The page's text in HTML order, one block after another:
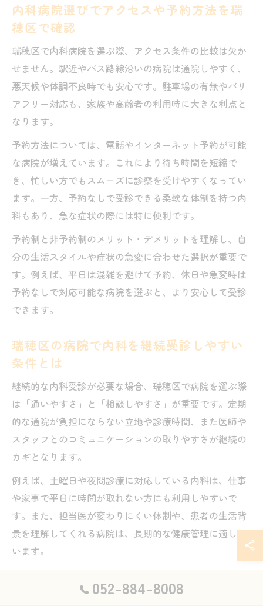
内科病院選びでアクセスや予約方法を瑞
穂区で確認
瑞穂区で内科病院を選ぶ際、アクセス条件の比較は欠か
せません。駅近やバス路線沿いの病院は通院しやすく、
悪天候や体調不良時でも安心です。駐車場の有無やバリ
アフリー対応も、家族や高齢者の利用時に大きな利点と
なります。
予約方法については、電話やインターネット予約が可能
な病院が増えています。これにより待ち時間を短縮で
き、忙しい方でもスムーズに診察を受けやすくなってい
ます。一方、予約なしで受診できる柔軟な体制を持つ内
科もあり、急な症状の際には特に便利です。
予約制と非予約制のメリット・デメリットを理解し、自
分の生活スタイルや症状の急変に合わせた選択が重要で
す。例えば、平日は混雑を避けて予約、休日や急変時は
予約なしで対応可能な病院を選ぶと、より安心して受診
できます。
瑞穂区の病院で内科を継続受診しやすい
条件とは
継続的な内科受診が必要な場合、瑞穂区で病院を選ぶ際
は「通いやすさ」と「相談しやすさ」が重要です。定期
的な通院が負担にならない立地や診療時間、また医師や
スタッフとのコミュニケーションの取りやすさが継続の
カギとなります。
例えば、土曜日や夜間診療に対応している内科は、仕事
や家事で平日に時間が取れない方にも利用しやすいで
す。また、担当医が変わりにくい体制や、患者の生活背
景を理解してくれる病院は、長期的な健康管理に適して
います。
さらに、定期健診や慢性疾患の管理、薬の継続処方な
ど、患者ごとのライフスタイルや症状に合わせた柔軟な
052-884-8008